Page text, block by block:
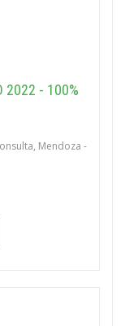
2022 - 100%
Mendoza -